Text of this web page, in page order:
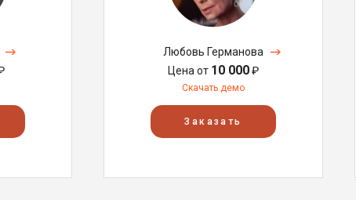
Любовь Германова
Цена от 10 000₽
Скачать демо
Заказать